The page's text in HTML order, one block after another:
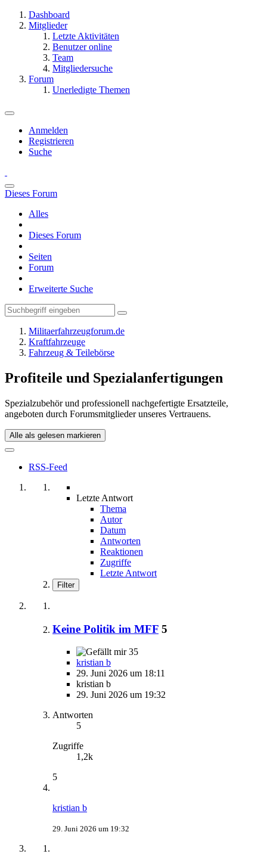
Dashboard
Mitglieder
Letzte Aktivitäten
Benutzer online
Team
Mitgliedersuche
Forum
Unerledigte Themen
Anmelden
Registrieren
Suche
Dieses Forum
Alles
Dieses Forum
Seiten
Forum
Erweiterte Suche
Militaerfahrzeugforum.de
Kraftfahrzeuge
Fahrzeug & Teilebörse
Profiteile und Spezialanfertigungen
Spezialzubehör und professionell nachgefertigte Ersatzteile,
angeboten durch Forumsmitglieder unseres Vertrauens.
Alle als gelesen markieren
RSS-Feed
Letzte Antwort
Thema
Autor
Datum
Antworten
Reaktionen
Zugriffe
Letzte Antwort
Filter
Keine Politik im MFF 5
35
kristian b
29. Juni 2026 um 18:11
kristian b
29. Juni 2026 um 19:32
Antworten
5
Zugriffe
1,2k
5
kristian b
29. Juni 2026 um 19:32